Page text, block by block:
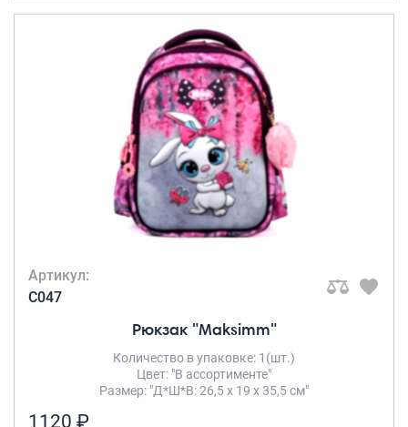
Артикул:
C047
Рюкзак "Maksimm"
Количество в упаковке: 1(шт.)
Цвет: "В ассортименте"
Размер: "Д*Ш*В: 26,5 х 19 х 35,5 см"
1120 ₽